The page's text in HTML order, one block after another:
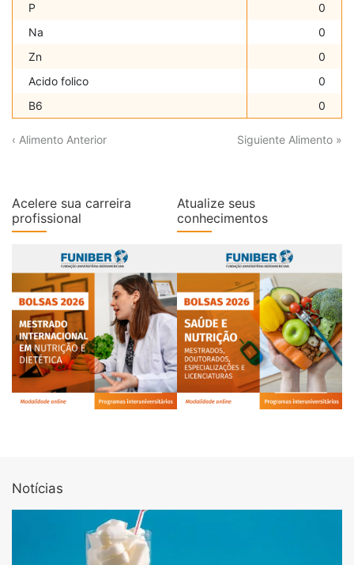
P
0
Na
0
Zn
0
Acido folico
0
B6
0
‹ Alimento Anterior Siguiente Alimento »
Acelere sua carreira
profissional
Atualize seus
conhecimentos
Notícias